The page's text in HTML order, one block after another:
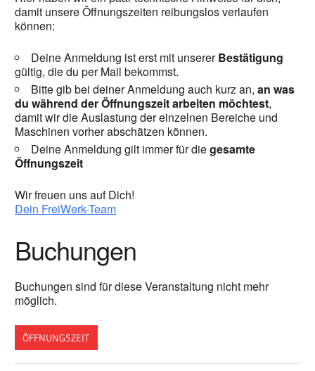
damit unsere Öffnungszeiten reibungslos verlaufen
können:
Deine Anmeldung ist erst mit unsererBestätigung
gültig, die du per Mail bekommst.
Bitte gib bei deiner Anmeldung auch kurz an,an was
du während der Öffnungszeit arbeiten möchtest,
damit wir die Auslastung der einzelnen Bereiche und
Maschinen vorher abschätzen können.
Deine Anmeldung gilt immer für diegesamte
Öffnungszeit
Wir freuen uns auf Dich!
Dein FreiWerk-Team
Buchungen
Buchungen sind für diese Veranstaltung nicht mehr
möglich.
ÖFFNUNGSZEIT